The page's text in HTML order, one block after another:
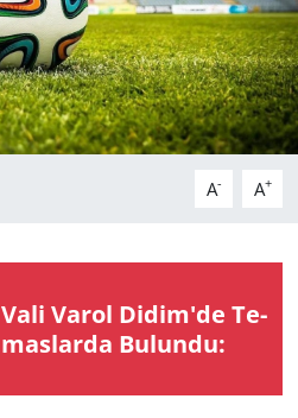
A- A+
Vali Varol Didim'de Te­
mas­lar­da Bu­lun­du: